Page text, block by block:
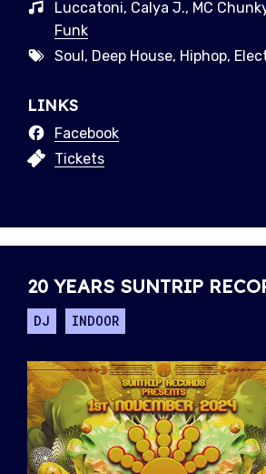
Luccatoni, Calya J., MC
Funk
Soul, Deep House, Hiphop,
LINKS
Facebook
Tickets
20 YEARS SUNTRIP
DJ INDOOR